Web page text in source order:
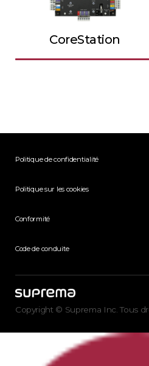
CoreStation
Politique de confidentialité
Politique sur les cookies
Conformité
Code de conduite
Copyright © Suprema Inc. Tous